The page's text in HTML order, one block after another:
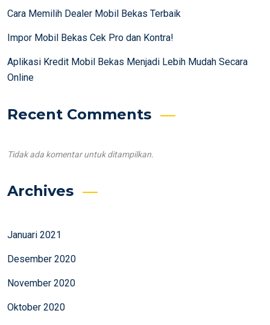
Cara Memilih Dealer Mobil Bekas Terbaik
Impor Mobil Bekas Cek Pro dan Kontra!
Aplikasi Kredit Mobil Bekas Menjadi Lebih Mudah Secara
Online
Recent Comments
Tidak ada komentar untuk ditampilkan.
Archives
Januari 2021
Desember 2020
November 2020
Oktober 2020